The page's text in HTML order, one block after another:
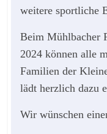
weitere sportliche
Beim Mühlbacher
2024 können alle
Familien der
lädt herzlich dazu
Wir wünschen